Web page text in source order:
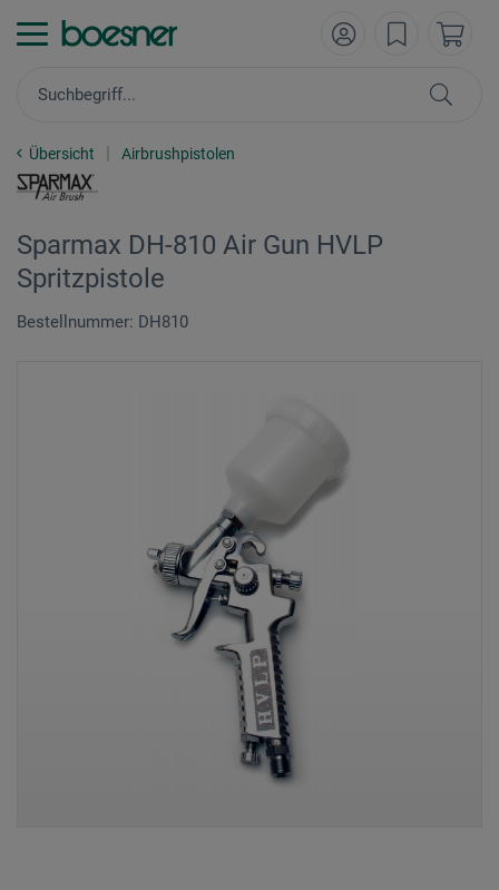
Übersicht Airbrushpistolen
Sparmax DH-810 Air Gun HVLP
Spritzpistole
Bestellnummer: DH810